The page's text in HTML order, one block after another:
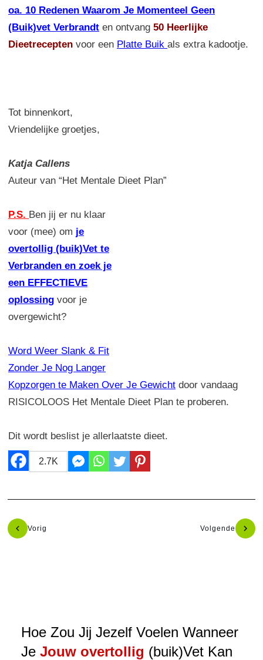
oa. 10 Redenen Waarom Je Momenteel Geen
(Buik)vet Verbrandt en ontvang 50 Heerlijke
Dieetrecepten voor een Platte Buik als extra kadootje.
Tot binnenkort,
Vriendelijke groetjes,
Katja Callens
Auteur van “Het Mentale Dieet Plan”
P.S. Ben jij er nu klaar
voor (mee) om je
overtollig (buik)Vet te
Verbranden en zoek je
een EFFECTIEVE
oplossing voor je
overgewicht?
Word Weer Slank & Fit
Zonder Je Nog Langer
Kopzorgen te Maken Over Je Gewicht door vandaag
RISICOLOOS Het Mentale Dieet Plan te proberen.
Dit wordt beslist je allerlaatste dieet.
2.7K
Vorig Volgende
Hoe Zou Jij Jezelf Voelen Wanneer
Je Jouw overtollig (buik)Vet Kan